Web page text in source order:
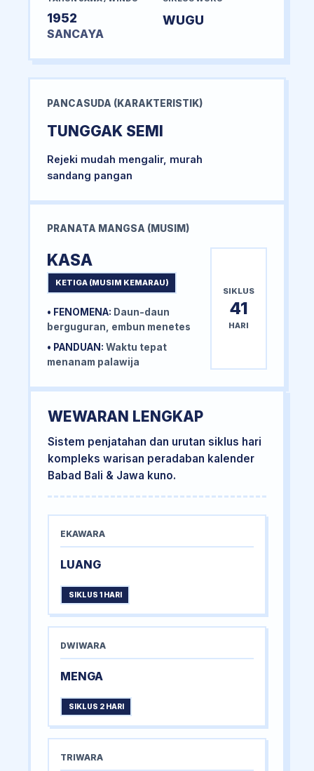
1952
SANCAYA
WUGU
PANCASUDA (KARAKTERISTIK)
TUNGGAK SEMI
Rejeki mudah mengalir, murah
sandang pangan
PRANATA MANGSA (MUSIM)
KASA
KETIGA (MUSIM KEMARAU)
• FENOMENA: Daun-daun
berguguran, embun menetes
• PANDUAN: Waktu tepat
menanam palawija
SIKLUS
41
HARI
WEWARAN LENGKAP
Sistem penjatahan dan urutan siklus hari
kompleks warisan peradaban kalender
Babad Bali & Jawa kuno.
EKAWARA
LUANG
SIKLUS 1 HARI
DWIWARA
MENGA
SIKLUS 2 HARI
TRIWARA